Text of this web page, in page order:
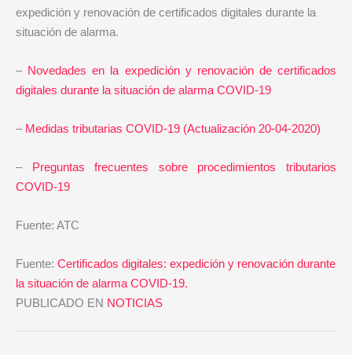
expedición y renovación de certificados digitales durante la
situación de alarma.
– Novedades en la expedición y renovación de certificados
digitales durante la situación de alarma COVID-19
– Medidas tributarias COVID-19 (Actualización 20-04-2020)
– Preguntas frecuentes sobre procedimientos tributarios
COVID-19
Fuente: ATC
Fuente: Certificados digitales: expedición y renovación durante
la situación de alarma COVID-19.
PUBLICADO EN NOTICIAS